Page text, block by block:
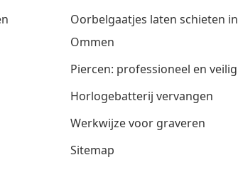
Oorbelgaatjes laten schieten in
Ommen
Piercen: professioneel en veilig
Horlogebatterij vervangen
Werkwijze voor graveren
Sitemap